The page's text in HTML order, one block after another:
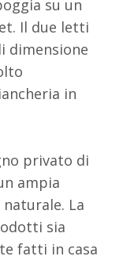
su un
Il due letti
dimensione
in
privato di
ampia
La
sia
fatti in casa